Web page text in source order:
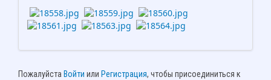
Пожалуйста Войти или Регистрация, чтобы присоединиться к